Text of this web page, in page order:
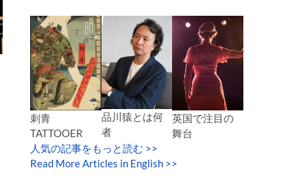
刺青
TATTOOER
品川猿とは何
者
英国で注目の
舞台
人気の記事をもっと読む >>
Read More Articles in English >>